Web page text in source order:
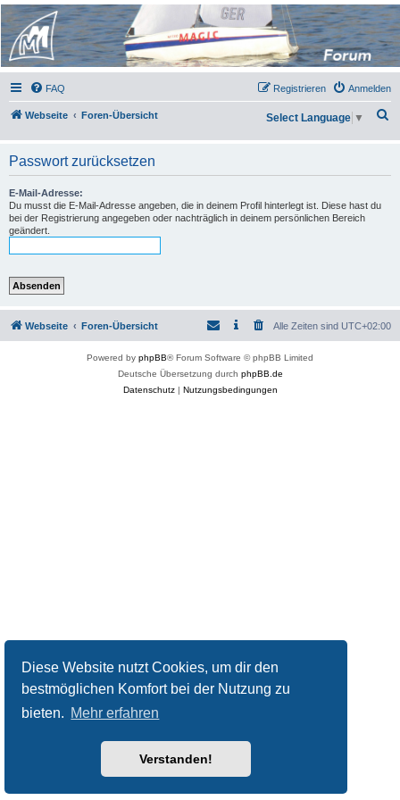
Diese Website nutzt Cookies, um dir den
bestmöglichen Komfort bei der Nutzung zu
bieten. Mehr erfahren
Verstanden!
Micro Magic Forum
Deutschland
FAQ Anmelden
Registrieren
Webseite Foren-Übersicht
h
Select Language ▼
Passwort zurücksetzen
E-Mail-Adresse:
Du musst die E-Mail-Adresse angeben, die in deinem Profil hinterlegt ist. Diese hast du
bei der Registrierung angegeben oder nachträglich in deinem persönlichen Bereich
geändert.
Webseite Foren-Übersicht Alle Zeiten sind UTC+02:00
Powered by phpBB® Forum Software © phpBB Limited
Deutsche Übersetzung durch phpBB.de
Datenschutz| Nutzungsbedingungen